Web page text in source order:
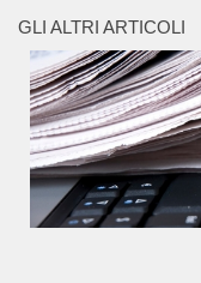
GLI ALTRI ARTICOLI